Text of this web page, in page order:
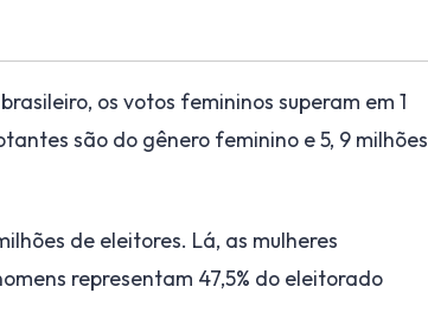
os votos femininos superam em 1
são do gênero feminino e 5, 9 milhões
de eleitores. Lá, as mulheres
representam 47,5% do eleitorado